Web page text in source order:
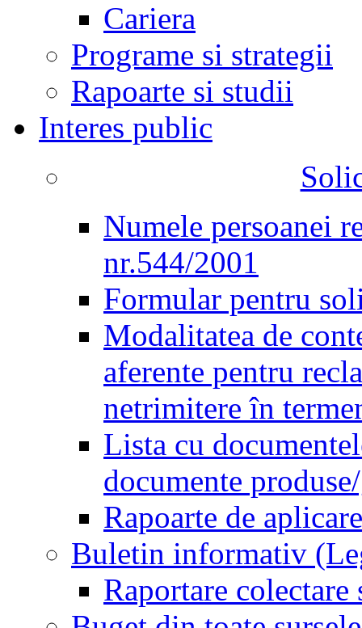
Cariera
Programe si strategii
Rapoarte si studii
Interes public
Numele persoanei
nr.544/2001
Formular pentru
Modalitatea de
aferente pentru
netrimitere în
Lista cu
documente
Rapoarte de
Buletin informativ
Raportare colectare